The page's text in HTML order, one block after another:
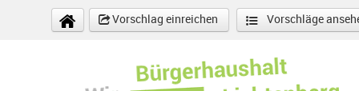
Direkt zum Inhalt
Vorschlag einreichen
Vorschläge